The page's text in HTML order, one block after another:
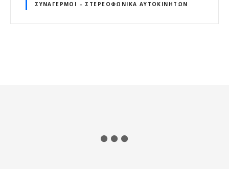
ΣΥΝΑΓΕΡΜΟΊ – ΣΤΕΡΕΟΦΩΝΙΚΆ ΑΥΤΟΚΙΝΉΤΩΝ